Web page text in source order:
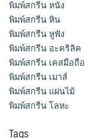
พิมพ์สกรีน หนัง
พิมพ์สกรีน หิน
พิมพ์สกรีน หูฟัง
พิมพ์สกรีน อะคริลิค
พิมพ์สกรีน เคสมือถือ
พิมพ์สกรีน เมาส์
พิมพ์สกรีน แผ่นไม้
พิมพ์สกรีน โลหะ
Tags